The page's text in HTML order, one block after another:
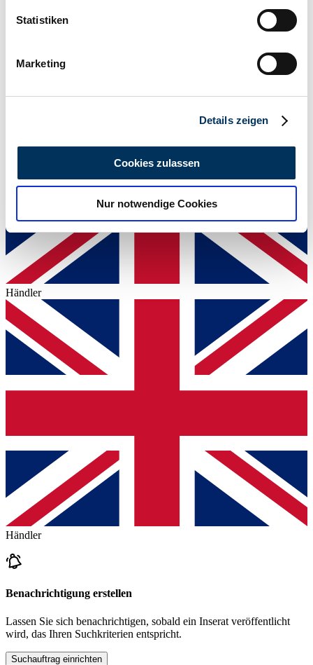
können
bestimmten Merkmalen (Fingerprinting) identifizieren
Erfahren Sie mehr darüber, wie Ihre persönlichen Daten
analysieren. Außerdem geben wir Informationen zu Ihrer
Verwendung unserer Website an unsere Partner für
soziale Medien, Werbung und Analysen weiter. Unsere
Partner führen diese Informationen möglicherweise mit
weiteren Daten zusammen, die Sie ihnen bereitgestellt
haben oder die sie im Rahmen Ihrer Nutzung der Dienste
gesammelt haben.
Statistiken
Marketing
Details zeigen
Cookies zulassen
Nur notwendige Cookies
11'481 mi
Händler
Händler
Benachrichtigung erstellen
Lassen Sie sich benachrichtigen, sobald ein Inserat veröffentlicht
wird, das Ihren Suchkriterien entspricht.
Suchauftrag einrichten